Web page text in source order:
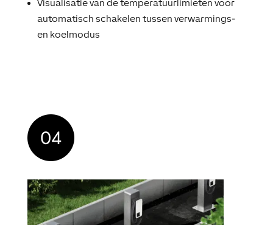
Visualisatie van de temperatuurlimieten voor
automatisch schakelen tussen verwarmings-
en koelmodus